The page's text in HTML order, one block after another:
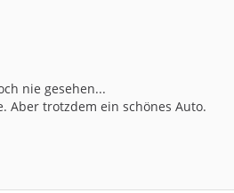
nie gesehen...
Aber trotzdem ein schönes Auto.